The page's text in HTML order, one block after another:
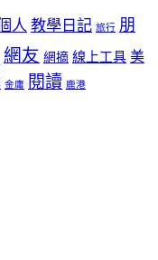
人 教學日記 旅行 朋
網友 網摘 線上工具 美
金庸 閱讀 鹿港